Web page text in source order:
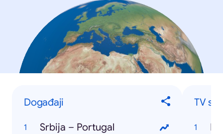
Događaji
Srbija – Portugal
TV